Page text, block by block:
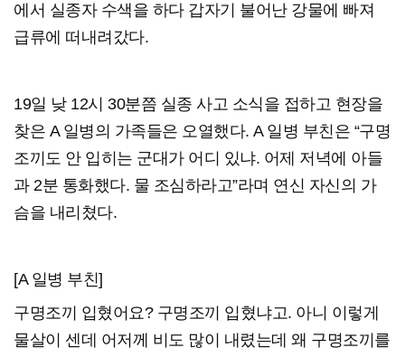
에서 실종자 수색을 하다 갑자기 불어난 강물에 빠져
급류에 떠내려갔다.
19일 낮 12시 30분쯤 실종 사고 소식을 접하고 현장을
찾은 A 일병의 가족들은 오열했다. A 일병 부친은 “구명
조끼도 안 입히는 군대가 어디 있냐. 어제 저녁에 아들
과 2분 통화했다. 물 조심하라고”라며 연신 자신의 가
슴을 내리쳤다.
[A 일병 부친]
구명조끼 입혔어요? 구명조끼 입혔냐고. 아니 이렇게
물살이 센데 어저께 비도 많이 내렸는데 왜 구명조끼를